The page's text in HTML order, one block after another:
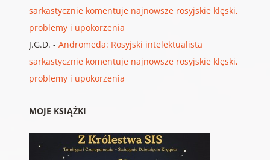
sarkastycznie komentuje najnowsze rosyjskie klęski,
problemy i upokorzenia
J.G.D. - Andromeda: Rosyjski intelektualista
sarkastycznie komentuje najnowsze rosyjskie klęski,
problemy i upokorzenia
MOJE KSIĄŻKI